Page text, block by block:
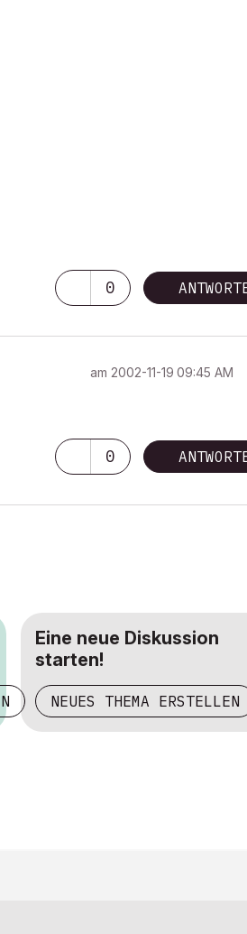
0
am ‎2002-11-19 09:45 AM
0
Eine neue Diskussion
starten!
NEUES THEMA ERSTELLEN